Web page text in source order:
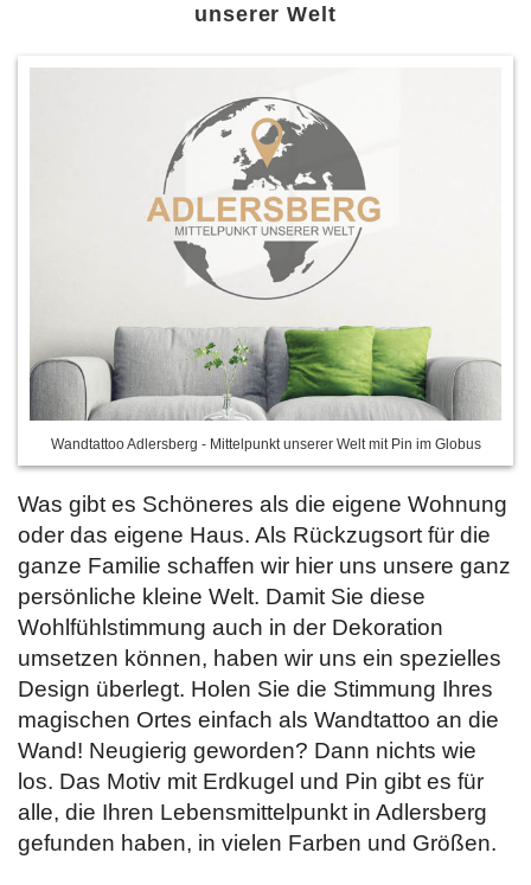
unserer Welt
Wandtattoo Adlersberg - Mittelpunkt unserer Welt mit Pin im Globus
Was gibt es Schöneres als die eigene Wohnung
oder das eigene Haus. Als Rückzugsort für die
ganze Familie schaffen wir hier uns unsere ganz
persönliche kleine Welt. Damit Sie diese
Wohlfühlstimmung auch in der Dekoration
umsetzen können, haben wir uns ein spezielles
Design überlegt. Holen Sie die Stimmung Ihres
magischen Ortes einfach als Wandtattoo an die
Wand! Neugierig geworden? Dann nichts wie
los. Das Motiv mit Erdkugel und Pin gibt es für
alle, die Ihren Lebensmittelpunkt in Adlersberg
gefunden haben, in vielen Farben und Größen.